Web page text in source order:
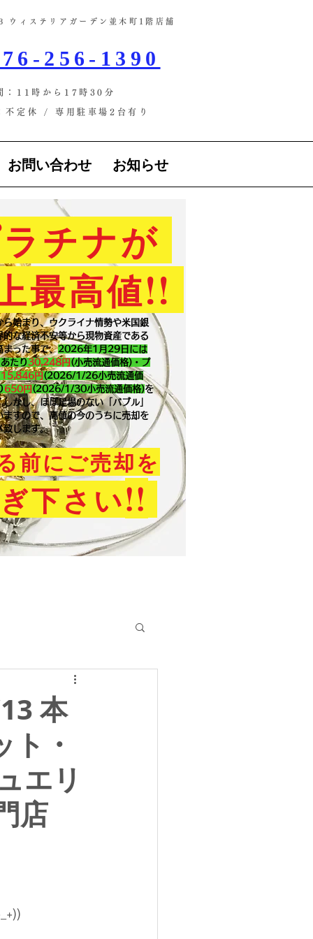
ィステリアガーデン並木町1階店舗​
256-1390
：11時から17時30分
不定休 / ​専用駐車場2台有り
お問い合わせ お知らせ
チナが
最高値!!
ら始まり、ウクライナ情勢や米国銀
的な経済不安等から現物資産である
まった事で、2026年1月29 日には
たり30,248円 (小売流通価格)・プ
15,846 円 (2026/1/26小売流通価
650 円 (2026/1/30小売流通価格)を
かし、ほぼ足場のない「バブル」
ますので、高値の今のうちに売却を
致します。
前にご売却を
下さい!!
本
・
エリ
店